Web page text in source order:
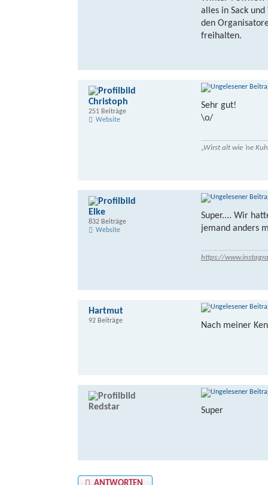
alles in Sack
den
freihalten.
Sehr gut!
\o/
„Wirst alt wie ’ne
Christoph
251 Beiträge
Website
Super.... Wir
jemand anders
https://
Elke
832 Beiträge
Website
Nach meiner
Hartmut
92 Beiträge
Super
Redstar
ANTWORTEN